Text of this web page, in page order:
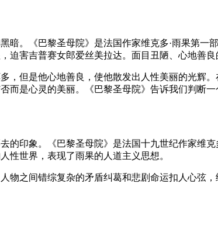
暗。《巴黎圣母院》是法国作家维克多·雨果第一
害吉普赛女郎爱丝美拉达。面目丑陋、心地善良
但是他心地善良，使他散发出人性美丽的光辉
是心灵的美丽。《巴黎圣母院》告诉我们判断一
印象。《巴黎圣母院》是法国十九世纪作家维
性世界，表现了雨果的人道主义思想。
之间错综复杂的矛盾纠葛和悲剧命运扣人心弦，